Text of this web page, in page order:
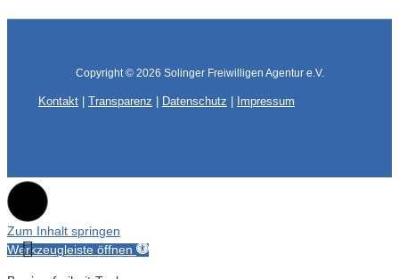
Copyright © 2026 Solinger Freiwilligen Agentur e.V.
Kontakt Transparenz Datenschutz Impressum
Zum Inhalt springen
Werkzeugleiste öffnen